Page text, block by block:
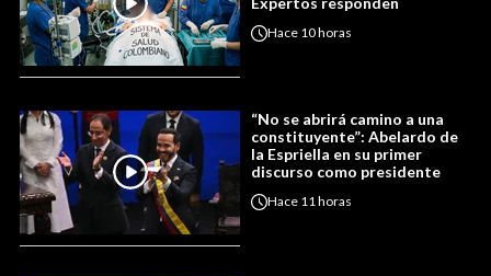
Hace 10 horas
“No se abrirá camino a una
constituyente”: Abelardo de
la Espriella en su primer
discurso como presidente
Hace 11 horas